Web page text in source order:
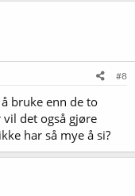
#8
bruke enn de to
vil det også gjøre
har så mye å si?